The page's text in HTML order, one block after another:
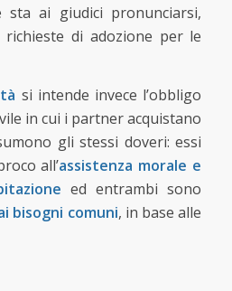
sta ai giudici pronunciarsi,
di adozione per le
si intende invece l’obbligo
in cui i partner acquistano
gli stessi doveri: essi
all’assistenza morale e
ed entrambi sono
bisogni comuni, in base alle